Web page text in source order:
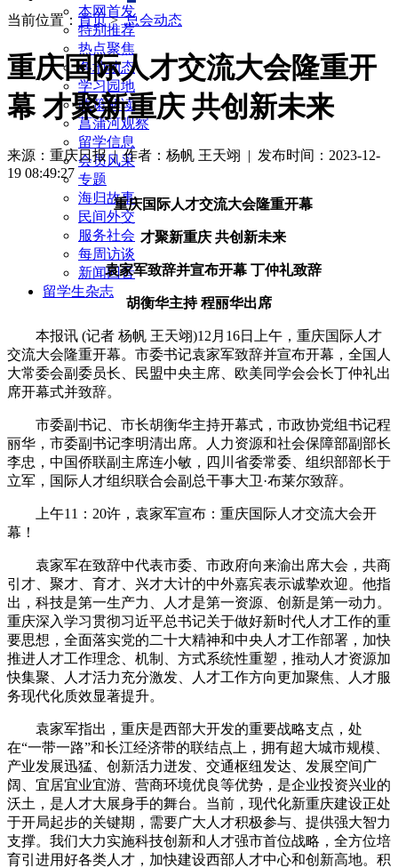
本网首发
特别推荐
热点聚焦
各地动态
学习园地
政策解读
菖蒲河观察
留学信息
会员风采
专题
海归故事
民间外交
服务社会
每周访谈
新闻回音
留学生杂志
当前位置： 首页>总会动态
重庆国际人才交流大会隆重开
幕 才聚新重庆 共创新未来
来源：重庆日报 | 作者：杨帆 王天翊 | 发布时间：2023-12-
19 08:49:27
重庆国际人才交流大会隆重开幕
才聚新重庆 共创新未来
袁家军致辞并宣布开幕 丁仲礼致辞
胡衡华主持 程丽华出席
本报讯 (记者 杨帆 王天翊)12月16日上午，重庆国际人才
交流大会隆重开幕。市委书记袁家军致辞并宣布开幕，全国人
大常委会副委员长、民盟中央主席、欧美同学会会长丁仲礼出
席开幕式并致辞。
市委副书记、市长胡衡华主持开幕式，市政协党组书记程
丽华，市委副书记李明清出席。人力资源和社会保障部副部长
李忠，中国侨联副主席连小敏，四川省委常委、组织部部长于
立军，国际人才组织联合会副总干事大卫·布莱尔致辞。
上午11：20许，袁家军宣布：重庆国际人才交流大会开
幕！
袁家军在致辞中代表市委、市政府向来渝出席大会，共商
引才、聚才、育才、兴才大计的中外嘉宾表示诚挚欢迎。他指
出，科技是第一生产力、人才是第一资源、创新是第一动力。
重庆深入学习贯彻习近平总书记关于做好新时代人才工作的重
要思想，全面落实党的二十大精神和中央人才工作部署，加快
推进人才工作理念、机制、方式系统性重塑，推动人才资源加
快集聚、人才活力充分激发、人才工作方向更加聚焦、人才服
务现代化质效显著提升。
袁家军指出，重庆是西部大开发的重要战略支点，处
在“一带一路”和长江经济带的联结点上，拥有超大城市规模、
产业发展迅猛、创新活力迸发、交通枢纽发达、发展空间广
阔、宜居宜业宜游、营商环境优良等优势，是企业投资兴业的
沃土，是人才大展身手的舞台。当前，现代化新重庆建设正处
于开局起步的关键期，需要广大人才积极参与、提供强大智力
支撑。我们大力实施科技创新和人才强市首位战略，全方位培
育引进用好各类人才，加快建设西部人才中心和创新高地。积